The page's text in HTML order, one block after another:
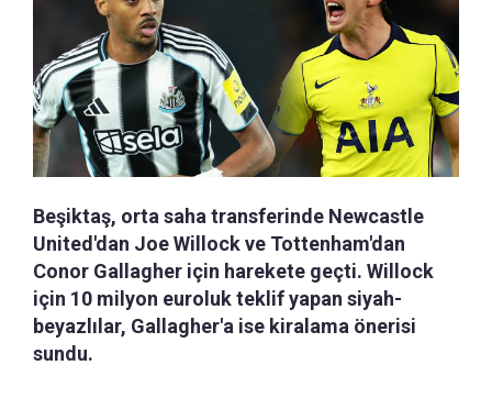
Beşiktaş, orta saha transferinde Newcastle
United'dan Joe Willock ve Tottenham'dan
Conor Gallagher için harekete geçti. Willock
için 10 milyon euroluk teklif yapan siyah-
beyazlılar, Gallagher'a ise kiralama önerisi
sundu.